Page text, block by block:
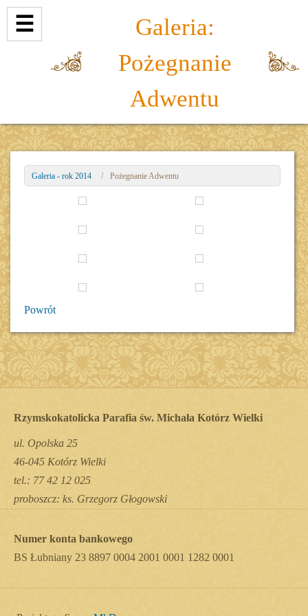
☰
Galeria:
Pożegnanie
Adwentu
Galeria - rok 2014 / Pożegnanie Adwentu
Powrót
Rzymskokatolicka Parafia św. Michała Kotórz Wielki
ul. Opolska 25
46-045 Kotórz Wielki
tel.: 77 42 12 025
proboszcz: ks. Grzegorz Głogowski
Numer konta bankowego
BS Łubniany 23 8897 0004 2001 0001 1282 0001